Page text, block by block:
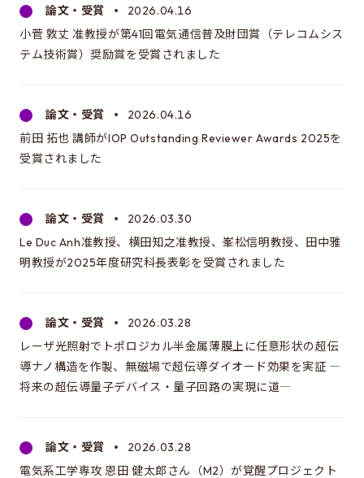
論文・受賞
2026.04.16
小菅 敦丈 准教授が第41回電気通信普及財団賞（テレコムシス
テム技術賞）奨励賞を受賞されました
論文・受賞
2026.04.16
前田 拓也 講師がIOP Outstanding Reviewer Awards 2025を
受賞されました
論文・受賞
2026.03.30
Le Duc Anh准教授、横田知之准教授、峯松信明教授、田中雅
明教授が2025年度研究科長表彰を受賞されました
論文・受賞
2026.03.28
レーザ光照射でトポロジカル半金属薄膜上に任意形状の超伝
導ナノ構造を作製、無磁場で超伝導ダイオード効果を実証 ―
将来の超伝導量子デバイス・量子回路の実現に道―
論文・受賞
2026.03.28
電気系工学専攻 恩田 健太郎さん（M2）が覚醒プロジェクト